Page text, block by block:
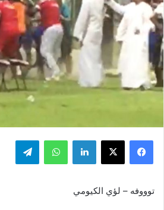
فيسبوك ‫X لينكدإن واتساب
توووفه – لؤي الكيومي